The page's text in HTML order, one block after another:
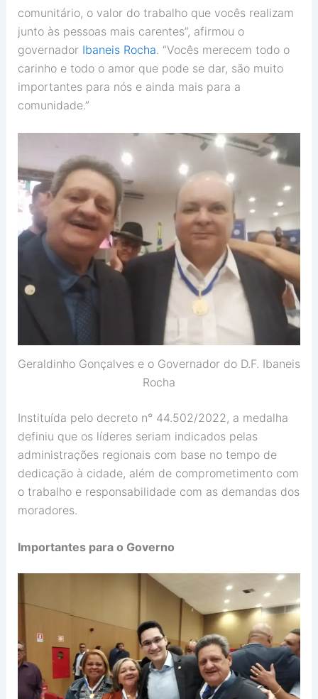
comunitário, o valor do trabalho que vocês realizam
junto às pessoas mais carentes”, afirmou o
governador Ibaneis Rocha. “Vocês merecem todo o
carinho e todo o amor que pode se dar, são muito
importantes para nós e ainda mais para a
comunidade.”
Geraldinho Gonçalves e o Governador do D.F. Ibaneis
Rocha
Instituída pelo decreto n° 44.502/2022, a medalha
definiu que os líderes seriam indicados pelas
administrações regionais com base no tempo de
dedicação à cidade, além de comprometimento com
o trabalho e responsabilidade com as demandas dos
moradores.
Importantes para o Governo